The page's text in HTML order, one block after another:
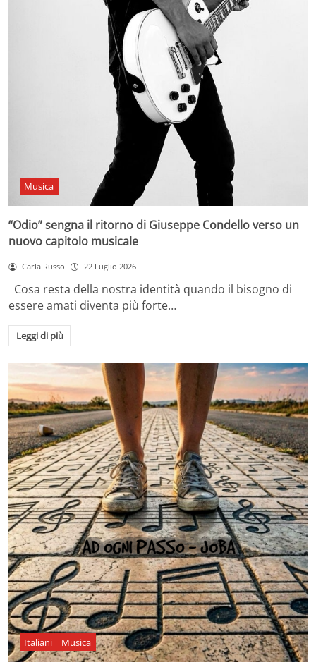
Musica
“Odio” sengna il ritorno di Giuseppe Condello verso un
nuovo capitolo musicale
Carla Russo 22 Luglio 2026
Cosa resta della nostra identità quando il bisogno di
essere amati diventa più forte…
Leggi di più
Italiani Musica